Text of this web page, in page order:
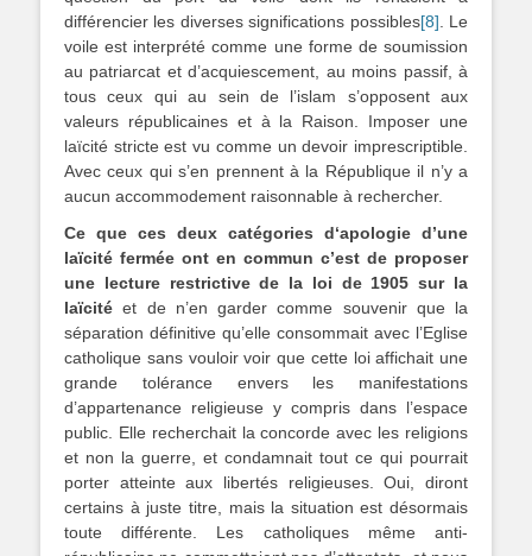
différencier les diverses significations possibles[8] . Le
voile est interprété comme une forme de soumission
au patriarcat et d’acquiescement, au moins passif, à
tous ceux qui au sein de l’islam s’opposent aux
valeurs républicaines et à la Raison. Imposer une
laïcité stricte est vu comme un devoir imprescriptible.
Avec ceux qui s’en prennent à la République il n’y a
aucun accommodement raisonnable à rechercher.
Ce que ces deux catégories d‘apologie d’une
laïcité fermée ont en commun c’est de proposer
une lecture restrictive de la loi de 1905 sur la
laïcitéet de n’en garder comme souvenir que la
séparation définitive qu’elle consommait avec l’Eglise
catholique sans vouloir voir que cette loi affichait une
grande tolérance envers les manifestations
d’appartenance religieuse y compris dans l’espace
public. Elle recherchait la concorde avec les religions
et non la guerre, et condamnait tout ce qui pourrait
porter atteinte aux libertés religieuses. Oui, diront
certains à juste titre, mais la situation est désormais
toute différente. Les catholiques même anti-